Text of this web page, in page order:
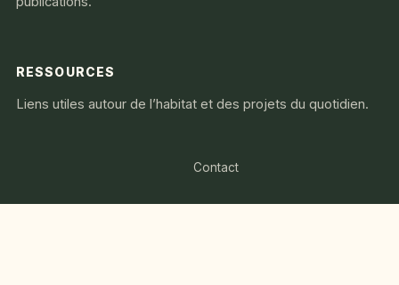
RESSOURCES
Liens utiles autour de l’habitat et des projets du quotidien.
Contact